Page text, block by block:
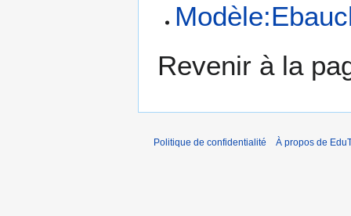
Revenir à la
Politique de confidentialité À propos de